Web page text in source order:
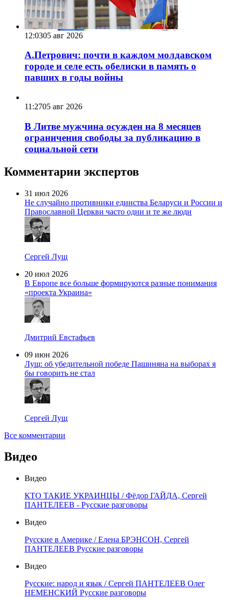
12:0305 авг 2026
А.Петрович: почти в каждом молдавском
городе и селе есть обелиски в память о
павших в годы войны
11:2705 авг 2026
В Литве мужчина осужден на 8 месяцев
ограничения свободы за публикацию в
социальной сети
Комментарии экспертов
31 июл 2026
Не случайно противники единства Беларуси и России и
Православной Церкви часто одни и те же люди
Сергей Лущ
20 июл 2026
В Европе все больше формируются разные понимания
«проекта Украина»
Дмитрий Евстафьев
09 июн 2026
Лущ: об убедительной победе Пашиняна на выборах я
бы говорить не стал
Сергей Лущ
Все комментарии
Видео
Видео
КТО ТАКИЕ УКРАИНЦЫ / Фёдор ГАЙДА, Сергей
ПАНТЕЛЕЕВ - Русские разговоры
Видео
Русские в Америке / Елена БРЭНСОН, Сергей
ПАНТЕЛЕЕВ Русские разговоры
Видео
Русские: народ и язык / Сергей ПАНТЕЛЕЕВ Олег
НЕМЕНСКИЙ Русские разговоры